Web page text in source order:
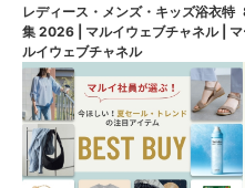
レディース・メンズ・キッズ浴衣特
集 2026 | マルイウェブチャネル | マ
ルイウェブチャネル